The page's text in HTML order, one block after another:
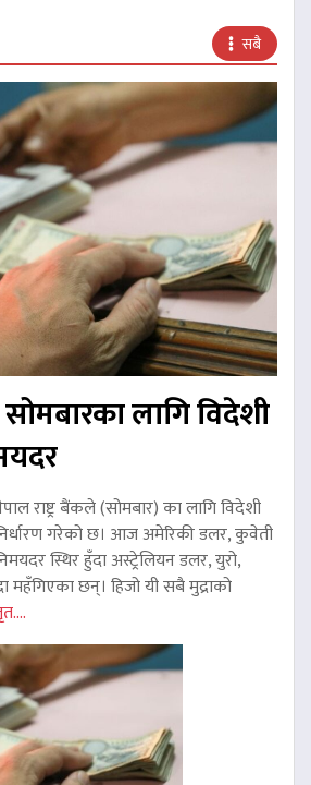
सबै
लागि विदेशी
राष्ट्र बैंकले (सोमबार) का लागि विदेशी
गरेको छ। आज अमेरिकी डलर, कुवेती
स्थिर हुँदा अस्ट्रेलियन डलर, युरो,
महँगिएका छन्। हिजो यी सबै मुद्राको